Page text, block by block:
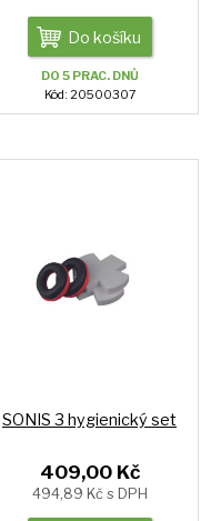
Do košíku
DO 5 PRAC. DNŮ
Kód: 20500307
SONIS 3 hygienický set
409,00 Kč
494,89 Kč s DPH